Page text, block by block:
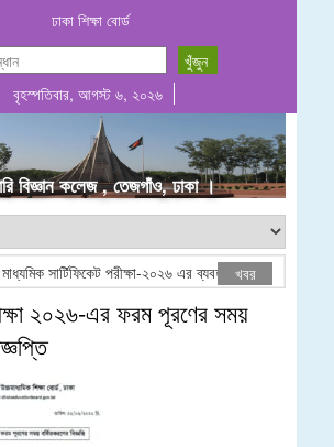
ঢাকা শিক্ষা বোর্ড
বৃহস্পতিবার, আগস্ট ৬, ২০২৬
বিজ্ঞান কলেজ , তেজগাঁও, ঢাকা ।
সার্টিফিকেট পরীক্ষা-২০২৬ এর ব্যবহারিক পরীক্ষার
খবর
২০২৬-এর ফরম পূরণের সময়